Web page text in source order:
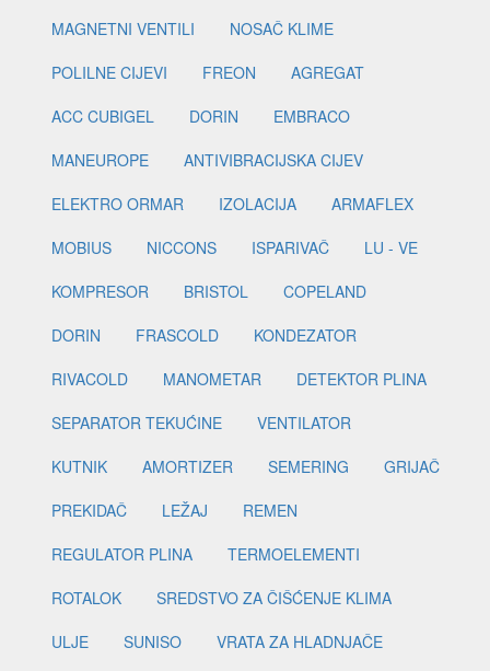
MAGNETNI VENTILI
NOSAČ KLIME
POLILNE CIJEVI
FREON
AGREGAT
ACC CUBIGEL
DORIN
EMBRACO
MANEUROPE
ANTIVIBRACIJSKA CIJEV
ELEKTRO ORMAR
IZOLACIJA
ARMAFLEX
MOBIUS
NICCONS ISPARIVAČ
LU - VE
KOMPRESOR
BRISTOL
COPELAND
DORIN
FRASCOLD
KONDEZATOR
RIVACOLD
MANOMETAR
DETEKTOR PLINA
SEPARATOR TEKUĆINE
VENTILATOR
KUTNIK
AMORTIZER SEMERING
GRIJAČ
PREKIDAČ
LEŽAJ
REMEN
REGULATOR PLINA
TERMOELEMENTI
ROTALOK
SREDSTVO ZA ČIŠĆENJE KLIMA
ULJE
SUNISO
VRATA ZA HLADNJAČE